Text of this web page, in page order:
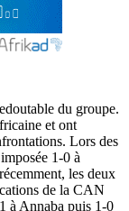
du groupe.
et ont
Lors des
1-0 à
les deux
de la CAN
à Annaba puis 1-0